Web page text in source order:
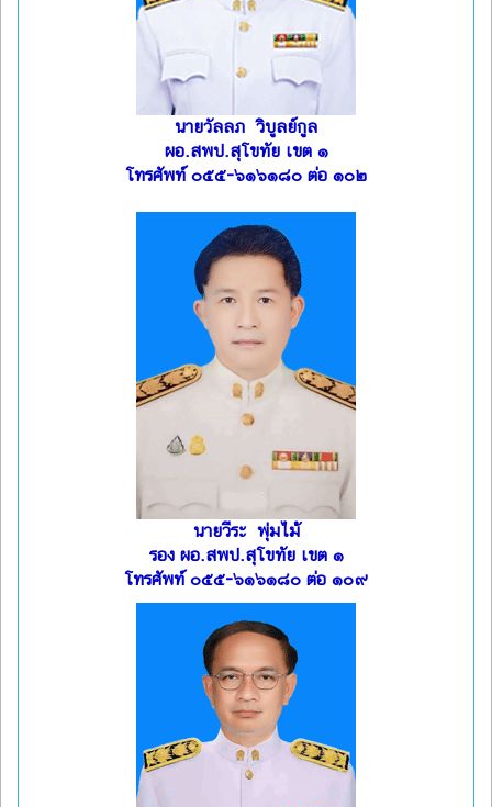
นายวัลลภ วิบูลย์กูล
ผอ.สพป.สุโขทัย เขต ๑
โทรศัพท์ ๐๕๕-๖๑๖๑๘๐ ต่อ ๑๐๒
นายวีระ พุ่มไม้
รอง ผอ.สพป.สุโขทัย เขต ๑
โทรศัพท์ ๐๕๕-๖๑๖๑๘๐ ต่อ ๑๐๙